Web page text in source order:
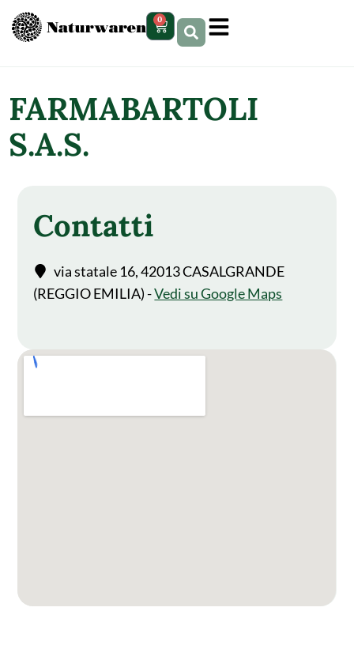
contenuto 0
FARMABARTOLI
S.A.S.
Contatti
via statale 16, 42013 CASALGRANDE
(REGGIO EMILIA) -Vedi su Google Maps